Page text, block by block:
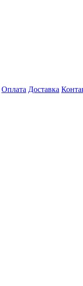
Оплата Доставка